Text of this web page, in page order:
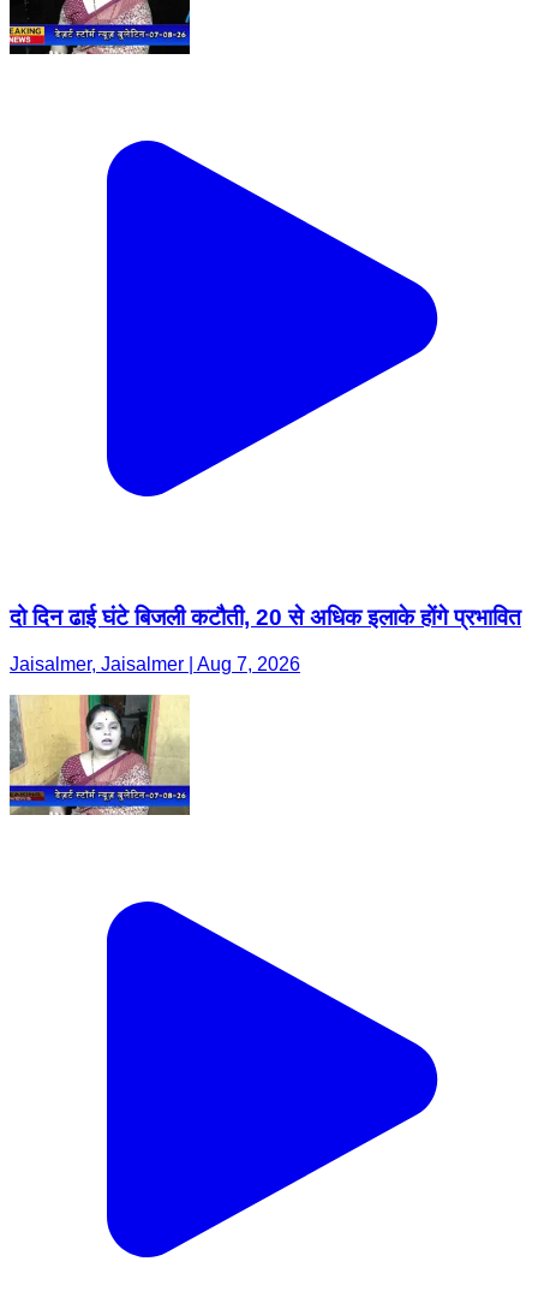
दो दिन ढाई घंटे बिजली कटौती, 20 से अधिक इलाके होंगे प्रभावित
Jaisalmer, Jaisalmer | Aug 7, 2026